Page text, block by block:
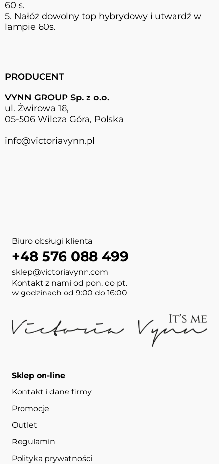
60 s.
5. Nałóż dowolny top hybrydowy i utwardź w
lampie 60s.
PRODUCENT
VYNN GROUP Sp. z o.o.
ul. Żwirowa 18,
05-506 Wilcza Góra, Polska
info@victoriavynn.pl
Biuro obsługi klienta
+48 576 088 499
sklep@victoriavynn.com
Kontakt z nami od pon. do pt.
w godzinach od 9:00 do 16:00
Sklep on-line
Kontakt i dane firmy
Promocje
Outlet
Regulamin
Polityka prywatności